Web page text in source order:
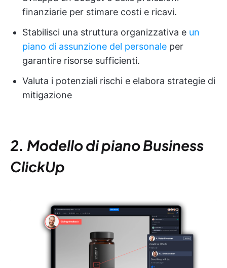
finanziarie per stimare costi e ricavi.
Stabilisci una struttura organizzativa e un
piano di assunzione del personale per
garantire risorse sufficienti.
Valuta i potenziali rischi e elabora strategie di
mitigazione
2. Modello di piano Business
ClickUp